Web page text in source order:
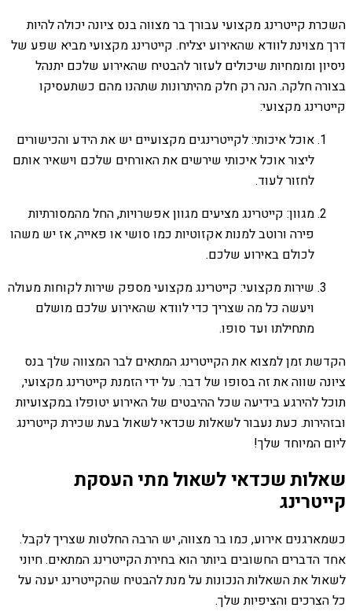
השכרת קייטרינג מקצועי עבורך בר מצווה בנס ציונה יכולה להיות
דרך מצוינת לוודא שהאירוע יצליח. קייטרינג מקצועי מביא שפע של
ניסיון ומומחיות שיכולים לעזור להבטיח שהאירוע שלכם יתנהל
בצורה חלקה. הנה רק חלק מהיתרונות שתהנו מהם כשתעסיקו
קייטרינג מקצועי:
אוכל איכותי: לקייטרינגים מקצועיים יש את הידע והכישורים
ליצור אוכל איכותי שירשים את האורחים שלכם וישאיר אותם
לחזור לעוד.
מגוון: קייטרינג מציעים מגוון אפשרויות, החל מהמסורתיות
פירה ורוטב למנות אקזוטיות כמו סושי או פאייה, אז יש משהו
לכולם באירוע שלכם.
שירות מקצועי: קייטרינג מקצועי מספק שירות לקוחות מעולה
ויעשה כל מה שצריך כדי לוודא שהאירוע שלכם מושלם
מתחילתו ועד סופו.
הקדשת זמן למצוא את הקייטרינג המתאים לבר המצווה שלך בנס
ציונה שווה את זה בסופו של דבר. על ידי הזמנת קייטרינג מקצועי,
תוכל להירגע בידיעה שכל ההיבטים של האירוע יטופלו במקצועיות
ובזהירות. כעת נעבור לשאלות שכדאי לשאול בעת שכירת קייטרינג
ליום המיוחד שלך!
שאלות שכדאי לשאול מתי העסקת
קייטרינג
כשמארגנים אירוע, כמו בר מצווה, יש הרבה החלטות שצריך לקבל.
אחד הדברים החשובים ביותר הוא בחירת הקייטרינג המתאים. חיוני
לשאול את השאלות הנכונות על מנת להבטיח שהקייטרינג יענה על
כל הצרכים והציפיות שלך.